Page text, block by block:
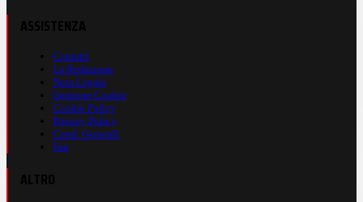
Contatti
La Redazione
Nota Legale
Gestione Cookie
Cookie Policy
Privacy Policy
Cond. Generali
Faq